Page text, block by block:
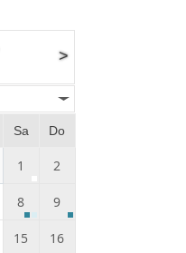
>
Sa Do
1 2
8 9
15 16